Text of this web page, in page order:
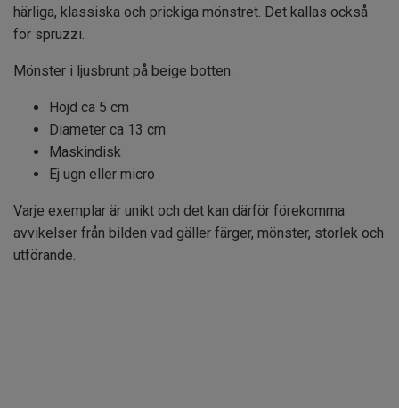
härliga, klassiska och prickiga mönstret. Det kallas också
för spruzzi.
Mönster i ljusbrunt på beige botten.
Höjd ca 5 cm
Diameter ca 13 cm
Maskindisk
Ej ugn eller micro
Varje exemplar är unikt och det kan därför förekomma
avvikelser från bilden vad gäller färger, mönster, storlek och
utförande.